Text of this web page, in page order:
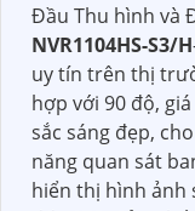
Đầu Thu hình và
NVR1104HS-S3/H
uy tín trên thị
hợp với 90 độ,
sắc sáng đẹp,
năng quan sát
hiển thị hình ảnh